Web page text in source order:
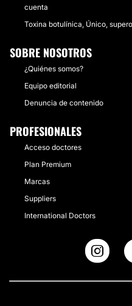
cuenta
Toxina botulínica, Único,
SOBRE NOSOTROS
¿Quiénes somos?
Equipo editorial
Denuncia de contenido
PROFESIONALES
Acceso doctores
Plan Premium
Marcas
Suppliers
International Doctors